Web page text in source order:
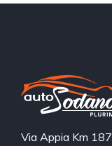
Via Appia Km 187